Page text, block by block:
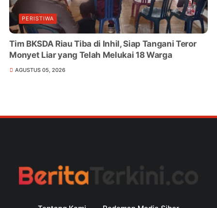
PERISTIWA
Tim BKSDA Riau Tiba di Inhil, Siap Tangani Teror
Monyet Liar yang Telah Melukai 18 Warga
AGUSTUS 05, 2026